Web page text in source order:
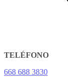
TELÉFONO
668 688 3830